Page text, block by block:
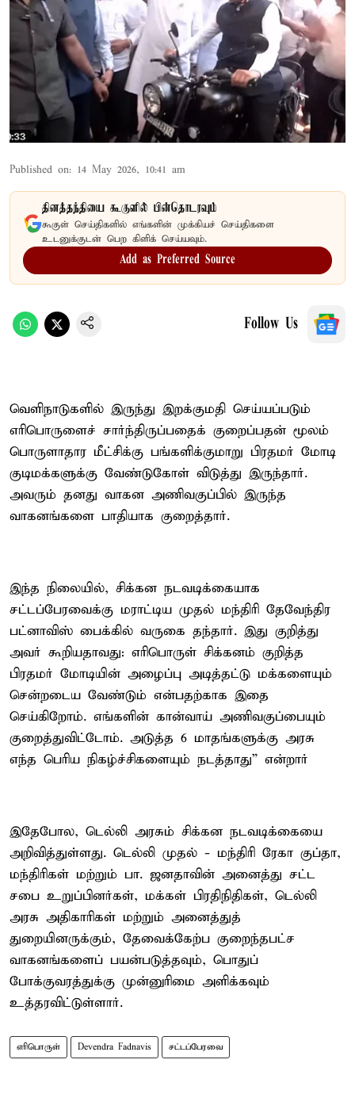
Published on: 14 May 2026, 10:41 am
தினத்தந்தியை கூகுளில் பின்தொடரவும்
கூகுள் செய்திகளில் எங்களின் முக்கியச் செய்திகளை
உடனுக்குடன் பெற கிளிக் செய்யவும்.
Add as Preferred Source
Follow Us
வெளிநாடுகளில் இருந்து இறக்குமதி செய்யப்படும்
எரிபொருளைச் சார்ந்திருப்பதைக் குறைப்பதன் மூலம்
பொருளாதார மீட்சிக்கு பங்களிக்குமாறு பிரதமர் மோடி
குடிமக்களுக்கு வேண்டுகோள் விடுத்து இருந்தார்.
அவரும் தனது வாகன அணிவகுப்பில் இருந்த
வாகனங்களை பாதியாக குறைத்தார்.
இந்த நிலையில், சிக்கன நடவடிக்கையாக
சட்டப்பேரவைக்கு மராட்டிய முதல் மந்திரி தேவேந்திர
பட்னாவிஸ் பைக்கில் வருகை தந்தார். இது குறித்து
அவர் கூறியதாவது: எரிபொருள் சிக்கனம் குறித்த
பிரதமர் மோடியின் அழைப்பு அடித்தட்டு மக்களையும்
சென்றடைய வேண்டும் என்பதற்காக இதை
செய்கிறோம். எங்களின் கான்வாய் அணிவகுப்பையும்
குறைத்துவிட்டோம். அடுத்த 6 மாதங்களுக்கு அரசு
எந்த பெரிய நிகழ்ச்சிகளையும் நடத்தாது” என்றார்
இதேபோல, டெல்லி அரசும் சிக்கன நடவடிக்கையை
அறிவித்துள்ளது. டெல்லி முதல் - மந்திரி ரேகா குப்தா,
மந்திரிகள் மற்றும் பா. ஜனதாவின் அனைத்து சட்ட
சபை உறுப்பினர்கள், மக்கள் பிரதிநிதிகள், டெல்லி
அரசு அதிகாரிகள் மற்றும் அனைத்துத்
துறையினருக்கும், தேவைக்கேற்ப குறைந்தபட்ச
வாகனங்களைப் பயன்படுத்தவும், பொதுப்
போக்குவரத்துக்கு முன்னுரிமை அளிக்கவும்
உத்தரவிட்டுள்ளார்.
எரிபொருள் Devendra Fadnavis சட்டப்பேரவை